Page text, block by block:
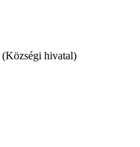
(Községi hivatal)